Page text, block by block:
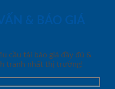
& BÁO GIÁ
cầu tải báo giá đầy đủ &
tranh nhất thị trường!